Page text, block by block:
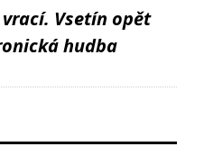
Vsetín opět
hudba